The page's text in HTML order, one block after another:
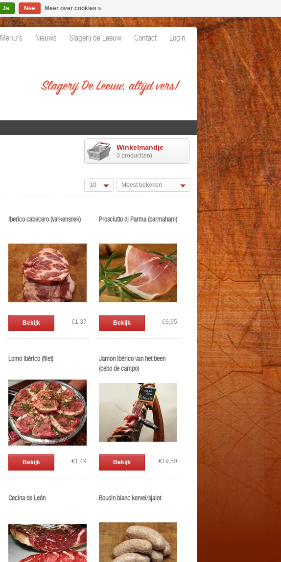
Menu's Nieuws Slagerij de Leeuw Contact Login
Winkelmandje
0 product(en)
10 Meest bekeken
Iberico cabecero (varkensnek)
Bekijk €1,37
Prosciutto di Parma (parmaham)
Bekijk €6,95
Lomo Ibérico (filet)
Bekijk €1,49
Jamon Ibérico van het been
(cebo de campo)
Bekijk €19,50
Cecina de León Boudin blanc kervel/sjalot
Ja Nee Meer over cookies »